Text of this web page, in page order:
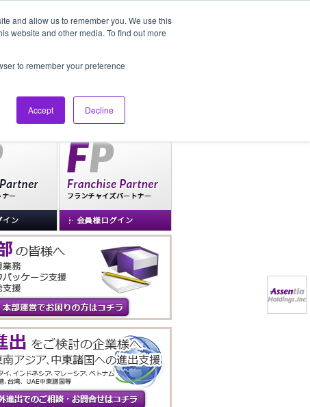
and allow us to remember you. We use this
website and other media. To find out more
to remember your preference
Accept Decline
社長ブログ FAQ